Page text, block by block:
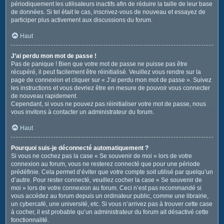
périodiquement les utilisateurs inactifs afin de réduire la taille de leur base
de données. Si tel était le cas, inscrivez-vous de nouveau et essayez de
participer plus activement aux discussions du forum.
Haut
J’ai perdu mon mot de passe !
Pas de panique ! Bien que votre mot de passe ne puisse pas être
récupéré, il peut facilement être réinitialisé. Veuillez vous rendre sur la
page de connexion et cliquer sur « J’ai perdu mon mot de passe ». Suivez
les instructions et vous devriez être en mesure de pouvoir vous connecter
de nouveau rapidement.
Cependant, si vous ne pouvez pas réinitialiser votre mot de passe, nous
vous invitons à contacter un administrateur du forum.
Haut
Pourquoi suis-je déconnecté automatiquement ?
Si vous ne cochez pas la case « Se souvenir de moi » lors de votre
connexion au forum, vous ne resterez connecté que pour une période
prédéfinie. Cela permet d’éviter que votre compte soit utilisé par quelqu’un
d’autre. Pour rester connecté, veuillez cocher la case « Se souvenir de
moi » lors de votre connexion au forum. Ceci n’est pas recommandé si
vous accédez au forum depuis un ordinateur public, comme une librairie,
un cybercafé, une université, etc. Si vous n’arrivez pas à trouver cette case
à cocher, il est probable qu’un administrateur du forum ait désactivé cette
fonctionnalité.